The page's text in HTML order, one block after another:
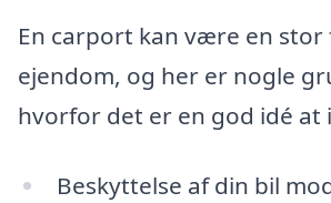
En carport kan være en
ejendom, og her er nogle
hvorfor det er en god idé at
Beskyttelse af din bil